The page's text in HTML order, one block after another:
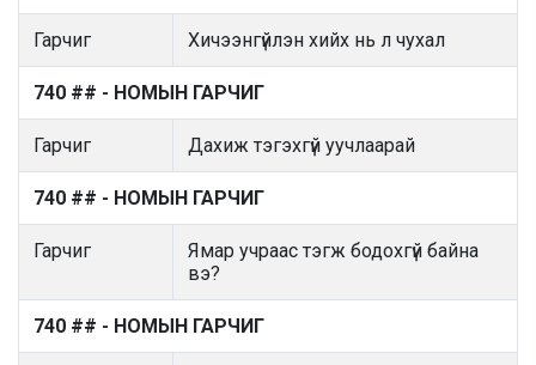
Гарчиг Хичээнгүйлэн хийх нь л чухал
740 ## - НОМЫН ГАРЧИГ
Гарчиг Дахиж тэгэхгүй уучлаарай
740 ## - НОМЫН ГАРЧИГ
Гарчиг
Ямар учраас тэгж бодохгүй байна
вэ?
740 ## - НОМЫН ГАРЧИГ